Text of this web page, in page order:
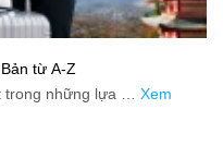
từ A-Z
trong những lựa … Xem